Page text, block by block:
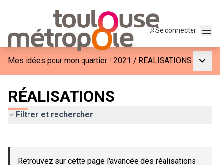
Se connecter
Mes idées pour mon quartier ! 2021 / RÉALISATIONS
RÉALISATIONS
Filtrer et rechercher
Retrouvez sur cette page l'avancée des réalisations